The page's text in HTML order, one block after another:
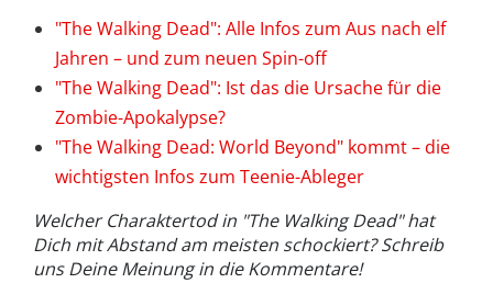
"The Walking Dead": Alle Infos zum Aus nach elf
Jahren – und zum neuen Spin-off
"The Walking Dead": Ist das die Ursache für die
Zombie-Apokalypse?
"The Walking Dead: World Beyond" kommt – die
wichtigsten Infos zum Teenie-Ableger
Welcher Charaktertod in "The Walking Dead" hat
Dich mit Abstand am meisten schockiert? Schreib
uns Deine Meinung in die Kommentare!